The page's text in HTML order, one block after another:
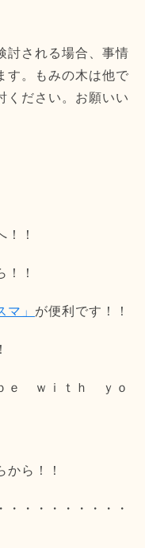
討される場合、事情
す。もみの木は他で
ください。お願いい
！
！
マ」 が便利です！！
ｅ ｗｉｔｈ ｙｏ
から！！
・・・・・・・・・